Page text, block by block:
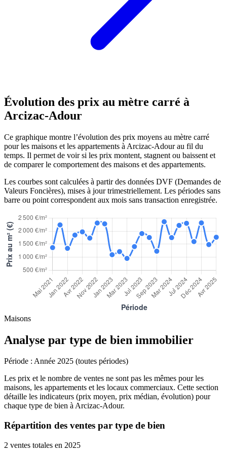
Évolution des prix au mètre carré à
Arcizac-Adour
Ce graphique montre l’évolution des prix moyens au mètre carré
pour les maisons et les appartements à Arcizac-Adour au fil du
temps. Il permet de voir si les prix montent, stagnent ou baissent et
de comparer le comportement des maisons et des appartements.
Les courbes sont calculées à partir des données DVF (Demandes de
Valeurs Foncières), mises à jour trimestriellement. Les périodes sans
barre ou point correspondent aux mois sans transaction enregistrée.
Maisons
Analyse par type de bien immobilier
Période : Année 2025 (toutes périodes)
Les prix et le nombre de ventes ne sont pas les mêmes pour les
maisons, les appartements et les locaux commerciaux. Cette section
détaille les indicateurs (prix moyen, prix médian, évolution) pour
chaque type de bien à Arcizac-Adour.
Répartition des ventes par type de bien
2 ventes totales en 2025